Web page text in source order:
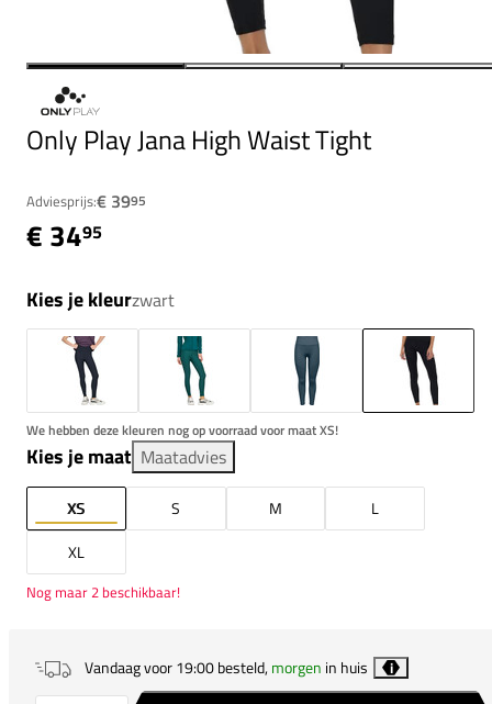
Only Play Jana High Waist Tight
Adviesprijs:€ 3995
€ 3495
Kies je kleurzwart
We hebben deze kleuren nog op voorraad voor maat XS!
Kies je maat Maatadvies
XS S M
L
XL
Nog maar 2 beschikbaar!
Vandaag voor 19:00 besteld,morgen in huis i